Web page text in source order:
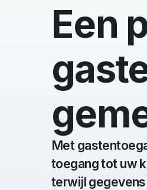
Deel
Een
Met
toegang tot uw
terwijl